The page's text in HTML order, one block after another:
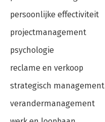
persoonlijke effectiviteit
projectmanagement
psychologie
reclame en verkoop
strategisch management
verandermanagement